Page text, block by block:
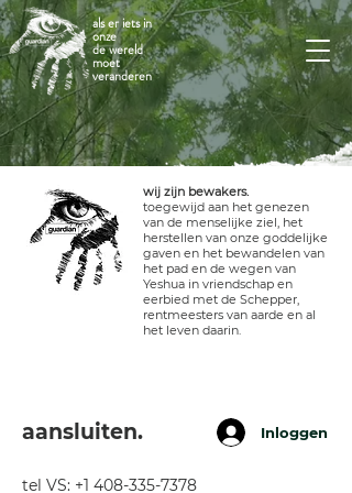
als er iets in
onze
de wereld
moet
veranderen
galerij
Er zijn nog geen
wij zijn bewakers.
toegewijd aan het genezen
van de menselijke ziel, het
herstellen van onze goddelijke
gaven en het bewandelen van
het pad en de wegen van
Yeshua in vriendschap en
eerbied met de Schepper,
rentmeesters van aarde en al
het leven daarin.
aansluiten. Inloggen
tel VS: +1 408-335-7378